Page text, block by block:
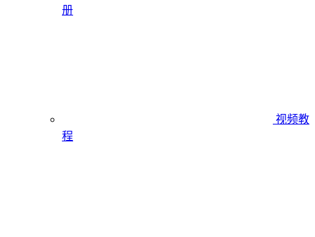
册
视频教
程